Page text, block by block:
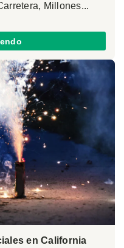
Millones...
en California